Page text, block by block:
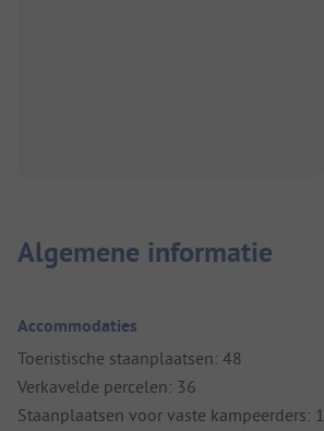
Algemene informatie
Accommodaties
Toeristische staanplaatsen: 48
Verkavelde percelen: 36
Staanplaatsen voor vaste kampeerders: 1